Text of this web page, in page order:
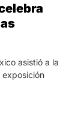
asistió a la
exposición